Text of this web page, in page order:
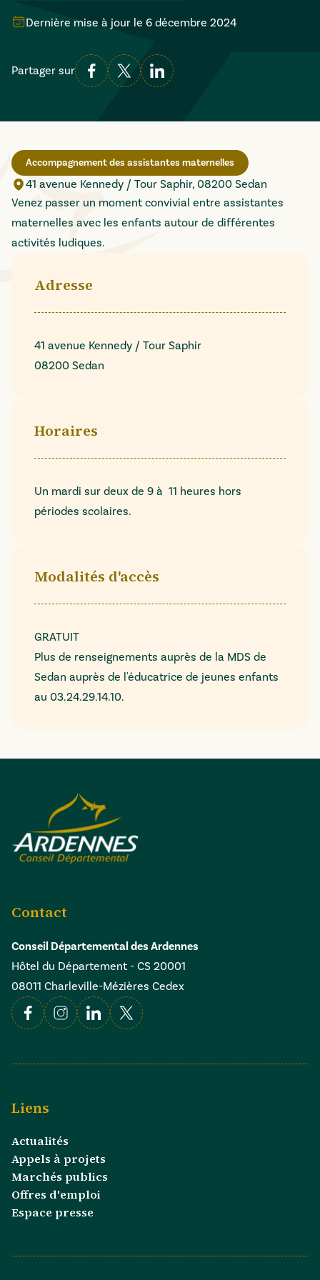
Dernière mise à jour le 6 décembre 2024
Partager sur
Accompagnement des assistantes maternelles
41 avenue Kennedy / Tour Saphir, 08200 Sedan
Venez passer un moment convivial entre assistantes
maternelles avec les enfants autour de différentes
activités ludiques.
Adresse
41 avenue Kennedy / Tour Saphir
08200 Sedan
Horaires
Un mardi sur deux de 9 à 11 heures hors
périodes scolaires.
Modalités d'accès
GRATUIT
Plus de renseignements auprès de la MDS de
Sedan auprès de l'éducatrice de jeunes enfants
au 03.24.29.14.10.
Contact
Conseil Départemental des Ardennes
Hôtel du Département - CS 20001
08011 Charleville-Mézières Cedex
FacebookInstagramLinkedin
X
Liens
Actualités
Appels à projets
Marchés publics
Offres d'emploi
Espace presse